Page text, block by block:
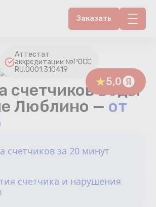
Заказать
Аттестат
аккредитации №РОСС
RU.0001.310419
5,0
счетчиков воды
Люблино — от
счетчиков за 20 минут
счетчика и нарушения